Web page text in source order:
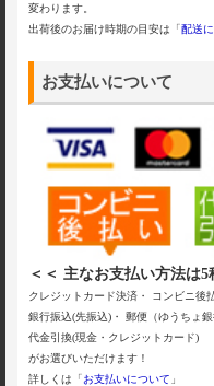
変わります。
出荷後のお届け時期の目安は「配送
お支払いについて
＜＜ 主なお支払い方法は5
クレジットカード決済・ コンビニ後
銀行振込(先振込)・ 郵便（ゆうちょ
代金引換(現金・クレジットカード)
がお選びいただけます！
詳しくは「お支払いについて 」